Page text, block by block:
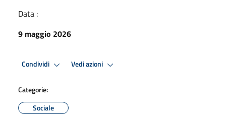
Data :
9 maggio 2026
Condividi Vedi azioni
Categorie:
Sociale